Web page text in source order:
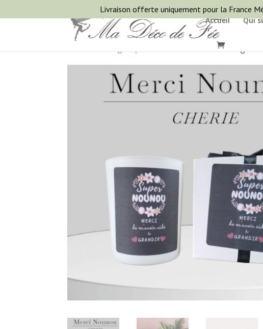
Accueil Qui
/ Bougie
Livraison offerte uniquement pour la France